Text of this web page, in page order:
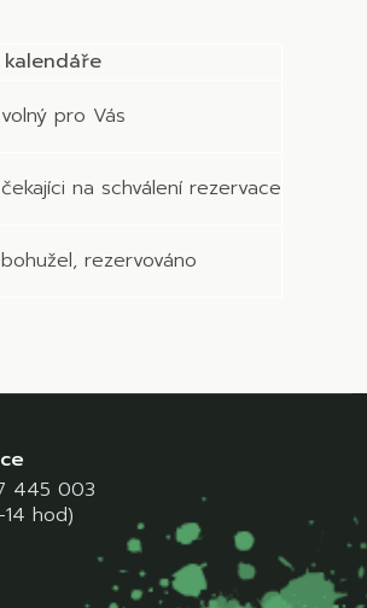
pro Vás
na schválení rezervace
rezervováno
445 003
hod)